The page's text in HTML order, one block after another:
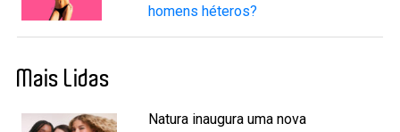
homens héteros?
Mais Lidas
Natura inaugura uma nova